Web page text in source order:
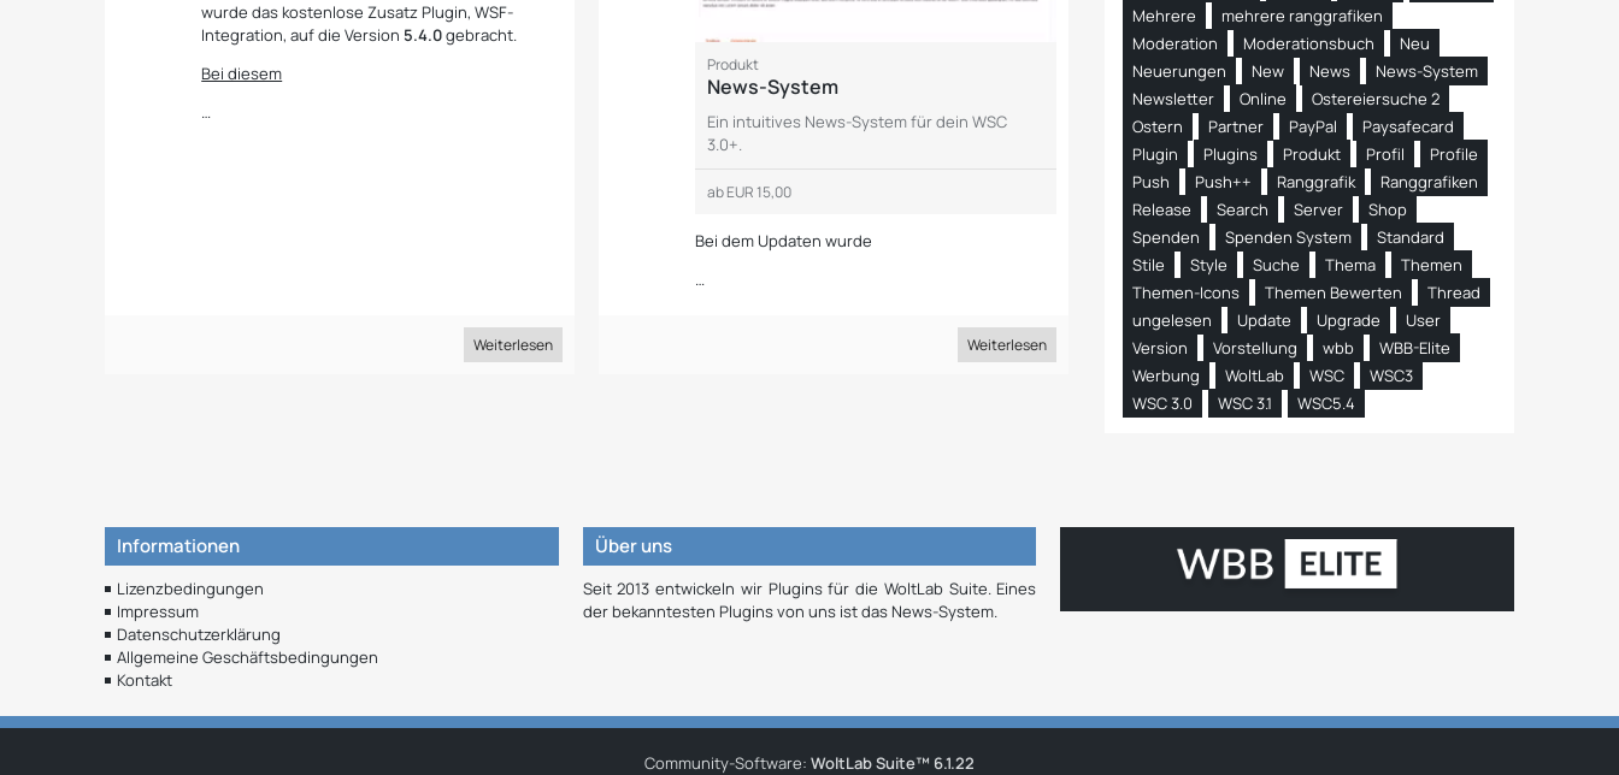
wurde das kostenlose Zusatz Plugin, WSF-
Integration, auf die Version 5.4.0gebracht.
Bei diesem
…
Weiterlesen
Produkt
News-System
Ein intuitives News-System für dein WSC
3.0+.
abEUR 15,00
Bei dem Updaten wurde
…
Weiterlesen
Mehrere
mehrere ranggrafiken
Moderation
Moderationsbuch
Neu
Neuerungen
New News
News-System
Newsletter
Online
Ostereiersuche 2
Ostern
Partner PayPal
Paysafecard
Plugin
Plugins Produkt Profil
Profile
Push
Push++ Ranggrafik
Ranggrafiken
Release
Search Server
Shop
Spenden
Spenden System
Standard
Stile
Style Suche Thema
Themen
Themen-Icons
Themen Bewerten
Thread
ungelesen
Update Upgrade
User
Version
Vorstellung wbb
WBB-Elite
Werbung
WoltLab WSC
WSC3
WSC 3.0
WSC 3.1 WSC5.4
Informationen
Lizenzbedingungen
Impressum
Datenschutzerklärung
Allgemeine Geschäftsbedingungen
Kontakt
Über uns
Seit 2013 entwickeln wir Plugins für die WoltLab Suite. Eines
der bekanntesten Plugins von uns ist das News-System.
Community-Software: WoltLab Suite™ 6.1.22